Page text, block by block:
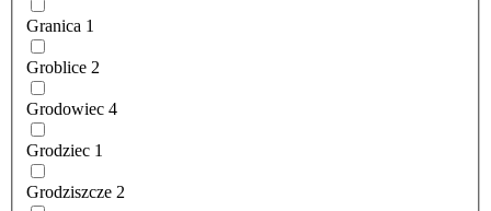
Granica 1
Groblice 2
Grodowiec 4
Grodziec 1
Grodziszcze 2